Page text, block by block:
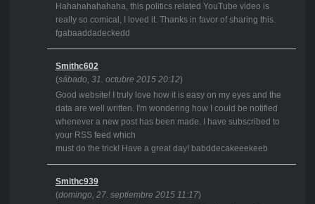
Hahahahahahaha, this politics related YouTube video is
really so comical, I loved it. Thanks in favor of sharing this.
fgabaaddadeckedd
Smithc602
(sábado, 31. octubre 2015 20:12)
Good website! I truly love how it is easy on my eyes and the
data are well written. I'm wondering how I could be notified
whenever a new post has been made. I have subscribed to
your RSS feed which
must do the trick! Have a great day! babddecakeeekeeb
Smithc939
(domingo, 27. septiembre 2015 11:17)